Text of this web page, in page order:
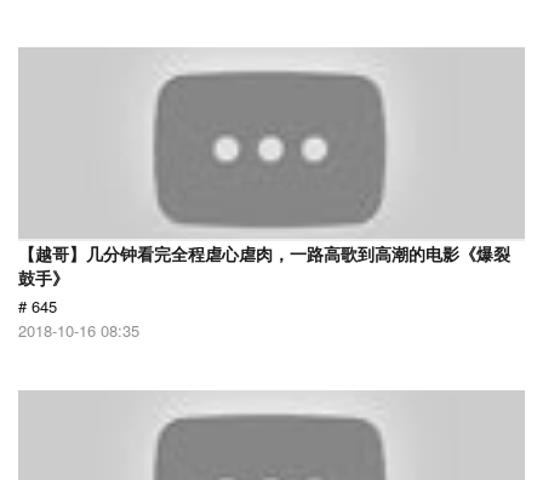
【越哥】几分钟看完全程虐心虐肉，一路高歌到高潮的电影《爆裂
鼓手》
# 645
2018-10-16 08:35